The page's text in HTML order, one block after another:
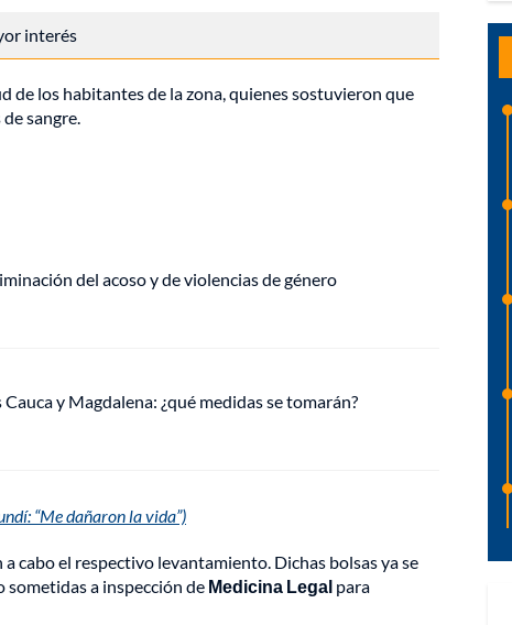
interés
de los habitantes de la zona, quienes sostuvieron que
sangre.
del acoso y de violencias de género
y Magdalena: ¿qué medidas se tomarán?
“Me dañaron la vida”)
cabo el respectivo levantamiento. Dichas bolsas ya se
sometidas a inspección de Medicina Legal para